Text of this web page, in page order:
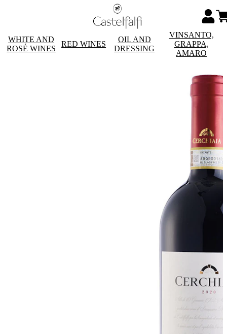
WHITE AND
ROSÉ WINES
RED WINES
OIL AND
DRESSING
VINSANTO,
GRAPPA,
AMARO